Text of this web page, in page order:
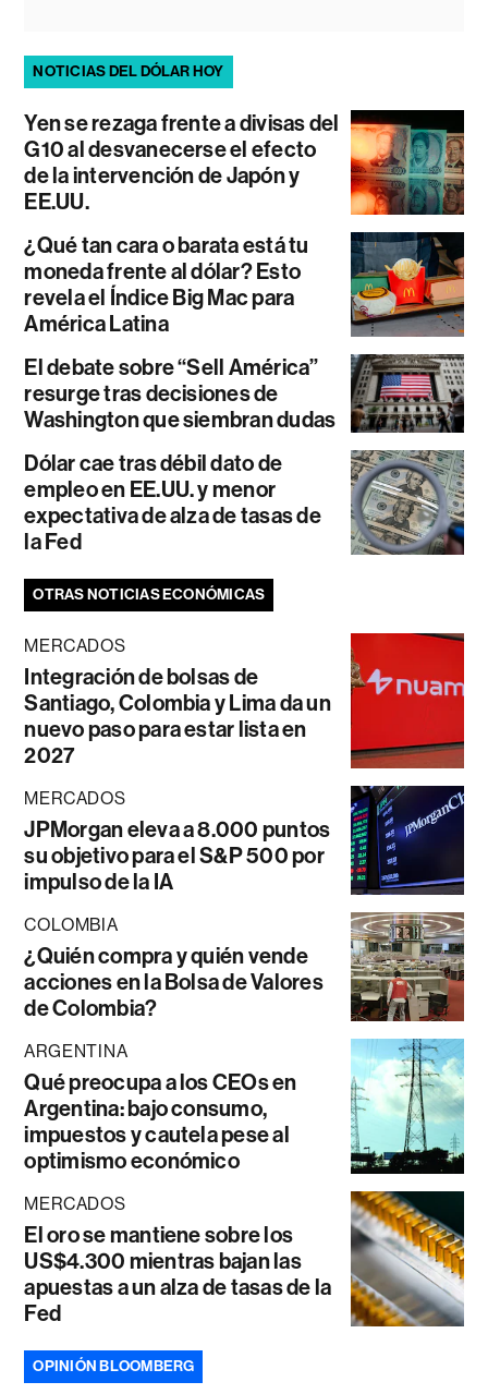
NOTICIAS DEL DÓLAR HOY
Yen se rezaga frente a divisas del
G10 al desvanecerse el efecto
de la intervención de Japón y
EE.UU.
¿Qué tan cara o barata está tu
moneda frente al dólar? Esto
revela el Índice Big Mac para
América Latina
El debate sobre “Sell América”
resurge tras decisiones de
Washington que siembran dudas
Dólar cae tras débil dato de
empleo en EE.UU. y menor
expectativa de alza de tasas de
la Fed
OTRAS NOTICIAS ECONÓMICAS
MERCADOS
Integración de bolsas de
Santiago, Colombia y Lima da un
nuevo paso para estar lista en
2027
MERCADOS
JPMorgan eleva a 8.000 puntos
su objetivo para el S&P 500 por
impulso de la IA
COLOMBIA
¿Quién compra y quién vende
acciones en la Bolsa de Valores
de Colombia?
ARGENTINA
Qué preocupa a los CEOs en
Argentina: bajo consumo,
impuestos y cautela pese al
optimismo económico
MERCADOS
El oro se mantiene sobre los
US$4.300 mientras bajan las
apuestas a un alza de tasas de la
Fed
OPINIÓN BLOOMBERG